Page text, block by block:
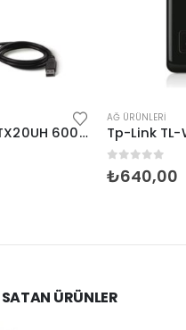
Tp-Link Archer TX20UH 600Mbps USB Adaptör
AĞ ÜRÜNLERI
5
₺640,00
ÜRÜNLER